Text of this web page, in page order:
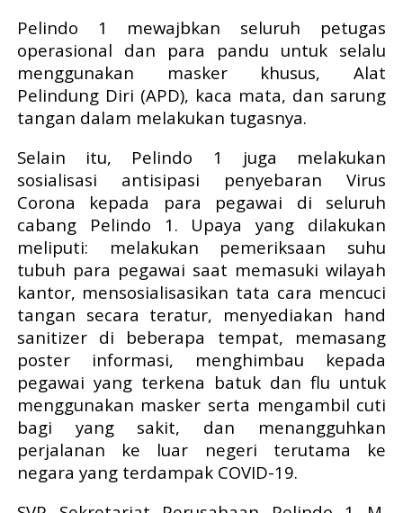
Pelindo 1 mewajbkan seluruh petugas
operasional dan para pandu untuk selalu
menggunakan masker khusus, Alat
Pelindung Diri (APD), kaca mata, dan sarung
tangan dalam melakukan tugasnya.
Selain itu, Pelindo 1 juga melakukan
sosialisasi antisipasi penyebaran Virus
Corona kepada para pegawai di seluruh
cabang Pelindo 1. Upaya yang dilakukan
meliputi: melakukan pemeriksaan suhu
tubuh para pegawai saat memasuki wilayah
kantor, mensosialisasikan tata cara mencuci
tangan secara teratur, menyediakan hand
sanitizer di beberapa tempat, memasang
poster informasi, menghimbau kepada
pegawai yang terkena batuk dan flu untuk
menggunakan masker serta mengambil cuti
bagi yang sakit, dan menangguhkan
perjalanan ke luar negeri terutama ke
negara yang terdampak COVID-19.